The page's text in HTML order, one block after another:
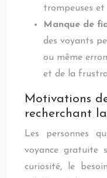
trompeuses
Manque de
des voyants
ou même
et de la
Motivations
recherchant
Les personnes
voyance gratuite
curiosité, le